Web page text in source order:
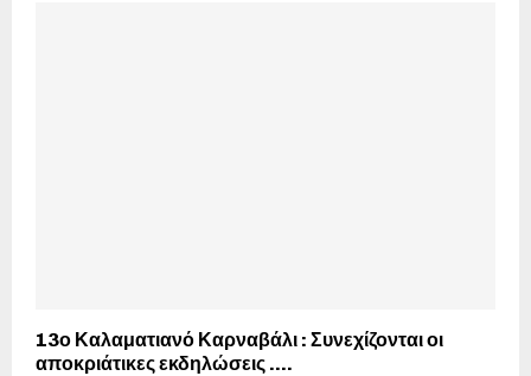
13ο Καλαματιανό Καρναβάλι : Συνεχίζονται οι
αποκριάτικες εκδηλώσεις ….